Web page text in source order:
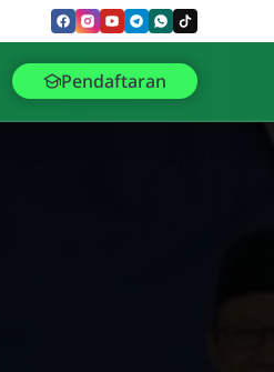
Pendaftaran